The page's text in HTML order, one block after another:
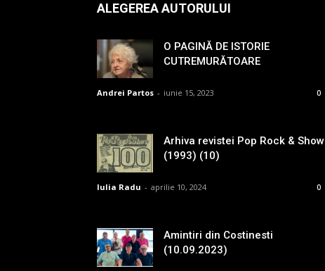
ALEGEREA AUTORULUI
O PAGINĂ DE ISTORIE
CUTREMURĂTOARE
Andrei Partos - iunie 15, 2023 0
Arhiva revistei Pop Rock & Show
(1993) (10)
Iulia Radu - aprilie 10, 2024 0
Amintiri din Costinesti
(10.09.2023)